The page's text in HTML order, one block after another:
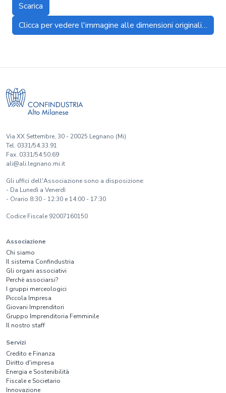
Scarica
Clicca per vedere l'immagine alle dimensioni originali…
Via XX Settembre, 30 - 20025 Legnano (Mi)
Tel. 0331/54.33.91
Fax. 0331/54.50.69
ali@ali.legnano.mi.it
Gli uffici dell'Associazione sono a disposizione:
- Da Lunedì a Venerdì
- Orario 8:30 - 12:30 e 14:00 - 17:30
Codice Fiscale 92007160150
Associazione
Chi siamo
Il sistema Confindustria
Gli organi associativi
Perchè associarsi?
I gruppi merceologici
Piccola Impresa
Giovani Imprenditori
Gruppo Imprenditoria Femminile
Il nostro staff
Servizi
Credito e Finanza
Diritto d'impresa
Energia e Sostenibilità
Fiscale e Societario
Innovazione